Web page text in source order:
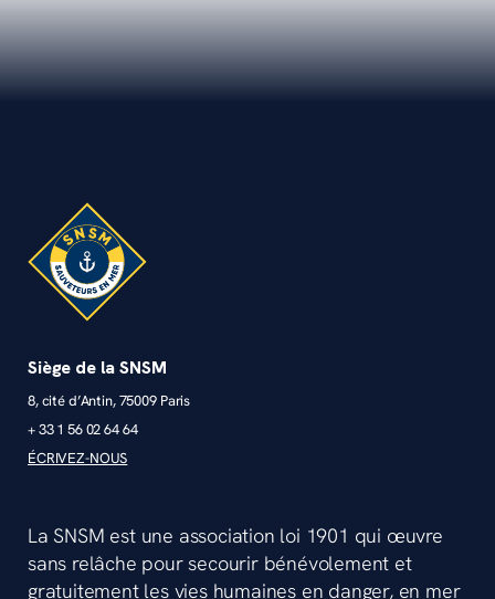
Siège de la SNSM
8, cité d’Antin, 75009 Paris
+ 33 1 56 02 64 64
ÉCRIVEZ-NOUS
La SNSM est une association loi 1901 qui œuvre
sans relâche pour secourir bénévolement et
gratuitement les vies humaines en danger, en mer